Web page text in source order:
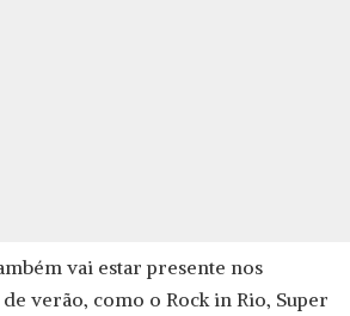
vai estar presente nos
verão, como o Rock in Rio, Super